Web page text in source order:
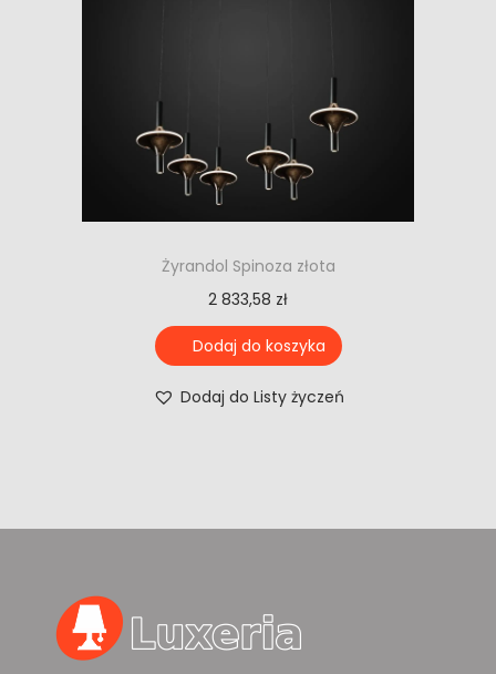
Żyrandol Spinoza złota
2 833,58 zł
Dodaj do koszyka
Dodaj do Listy życzeń